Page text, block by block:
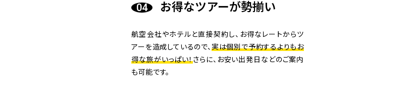
お得なツアーが勢揃い
航空会社やホテルと直接契約し、お得なレートからツ
アーを造成しているので、実は個別で予約するよりもお
得な旅がいっぱい！さらに、お安い出発日などのご案内
も可能です。